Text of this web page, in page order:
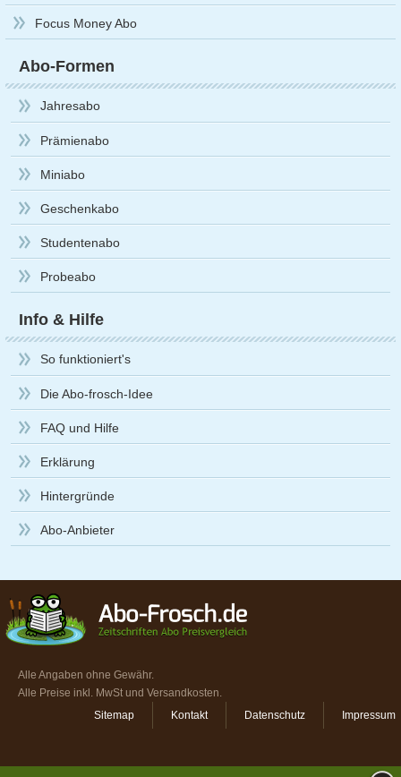
Focus Money Abo
Abo-Formen
Jahresabo
Prämienabo
Miniabo
Geschenkabo
Studentenabo
Probeabo
Info & Hilfe
So funktioniert's
Die Abo-frosch-Idee
FAQ und Hilfe
Erklärung
Hintergründe
Abo-Anbieter
Alle Angaben ohne Gewähr.
Alle Preise inkl. MwSt und Versandkosten.
Sitemap
Kontakt Datenschutz Impressum